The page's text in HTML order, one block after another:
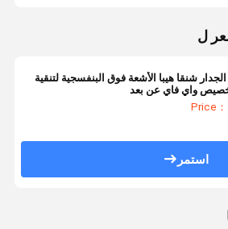
ل
الجدار شنقا هيبا الأشعة فوق البنفسجية لتنقية
واي فاي عن بعد
Price：
استمر